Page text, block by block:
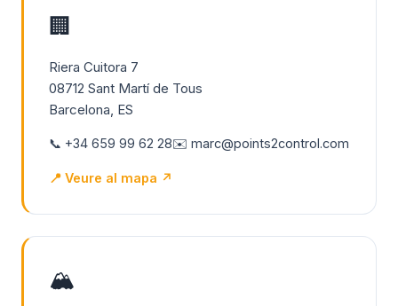
🏢
Riera Cuitora 7
08712 Sant Martí de Tous
Barcelona, ES
📞 +34 659 99 62 28✉️ marc@points2control.com
📍 Veure al mapa ↗
🏔️